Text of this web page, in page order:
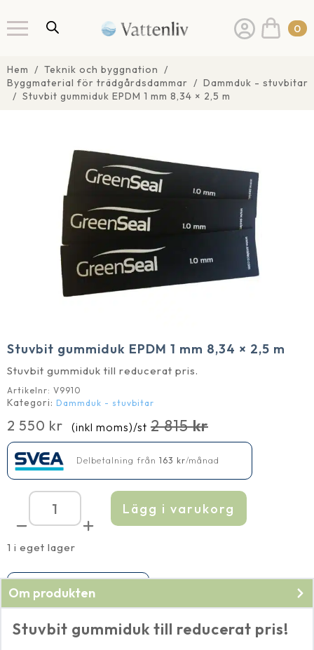
0
Hem
Teknik och byggnation
Byggmaterial för trädgårdsdammar
Dammduk - stuvbitar
Stuvbit gummiduk EPDM 1 mm 8,34 × 2,5 m
Stuvbit gummiduk EPDM 1 mm 8,34 × 2,5 m
Stuvbit gummiduk till reducerat pris.
Artikelnr: V9910
Kategori: Dammduk - stuvbitar
2 815kr
Det
ursprungliga
priset
var:
2 815 kr.
2 550 kr
Det
nuvarande
priset
är:
2 550 kr.
(inkl moms)/st
Delbetalning från 163 kr/månad
1 i eget lager
Stuvbit
gummiduk
1
mm
×
2,5
m
mängd
Lägg i varukorg
Om produkten
Stuvbit gummiduk till reducerat pris!